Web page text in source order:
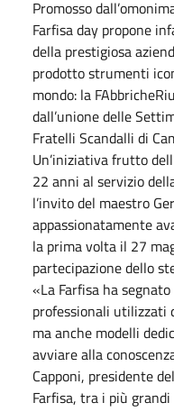
Promosso
Farfisa day propone
della prestigiosa
prodotto strumenti
mondo: la
dall’unione delle
Fratelli Scandalli di
Un’iniziativa frutto
22 anni al servizio
l’invito del maestro
appassionatamente
la prima volta il 27
partecipazione dello
«La Farfisa ha
professionali utilizzati
ma anche modelli
avviare alla
Capponi, presidente
Farfisa, tra i più